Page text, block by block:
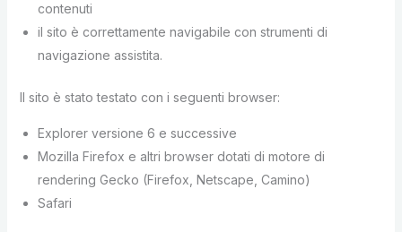
contenuti
il sito è correttamente navigabile con strumenti di
navigazione assistita.
Il sito è stato testato con i seguenti browser:
Explorer versione 6 e successive
Mozilla Firefox e altri browser dotati di motore di
rendering Gecko (Firefox, Netscape, Camino)
Safari